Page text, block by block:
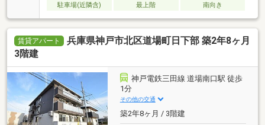
駐車場(近隣含)
最上階 南向き
賃貸アパート
兵庫県神戸市北区道場町日下部 築2年8ヶ月
3階建
神戸電鉄三田線 道場南口駅 徒歩
1分
その他の交通
築2年8ヶ月 / 3階建